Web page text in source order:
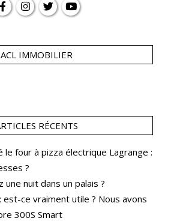
ACL IMMOBILIER
RÉCENTS
le four à pizza électrique Lagrange :
?
une nuit dans un palais ?
est-ce vraiment utile ? Nous avons
300S Smart